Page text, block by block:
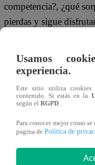
competencia?, ¿qué
pierdas y sigue
oficial!
¡No te pierdas de
última hora.
Usamos
experiencia.
Este sitio utiliza cookies
contenido. Si estás en la
según el RGPD
Para conocer mejor como
pagina de Política de